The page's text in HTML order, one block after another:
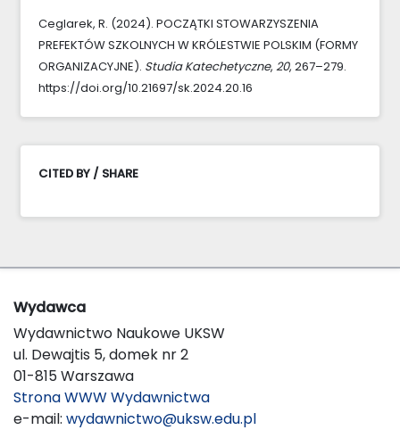
Ceglarek, R. (2024). POCZĄTKI STOWARZYSZENIA
PREFEKTÓW SZKOLNYCH W KRÓLESTWIE POLSKIM (FORMY
ORGANIZACYJNE). Studia Katechetyczne, 20, 267–279.
https://doi.org/10.21697/sk.2024.20.16
CITED BY / SHARE
Wydawca
Wydawnictwo Naukowe UKSW
ul. Dewajtis 5, domek nr 2
01-815 Warszawa
Strona WWW Wydawnictwa
e-mail: wydawnictwo@uksw.edu.pl